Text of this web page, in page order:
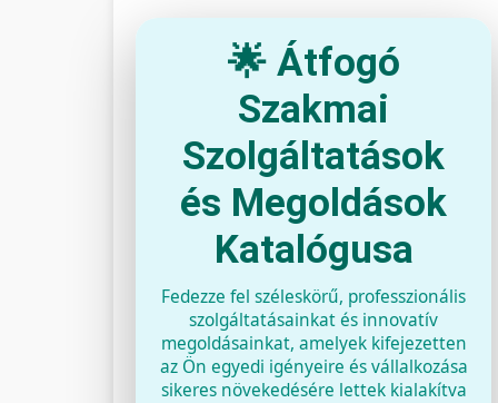
🌟 Átfogó
Szakmai
Szolgáltatások
és Megoldások
Katalógusa
Fedezze fel széleskörű, professzionális
szolgáltatásainkat és innovatív
megoldásainkat, amelyek kifejezetten
az Ön egyedi igényeire és vállalkozása
sikeres növekedésére lettek kialakítva